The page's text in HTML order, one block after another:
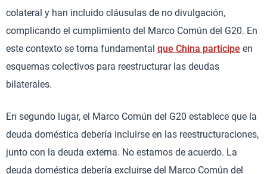
colateral y han incluido cláusulas de no divulgación,
complicando el cumplimiento del Marco Común del G20. En
este contexto se torna fundamental que China participe en
esquemas colectivos para reestructurar las deudas
bilaterales.
En segundo lugar, el Marco Común del G20 establece que la
deuda doméstica debería incluirse en las reestructuraciones,
junto con la deuda externa. No estamos de acuerdo. La
deuda doméstica debería excluirse del Marco Común del